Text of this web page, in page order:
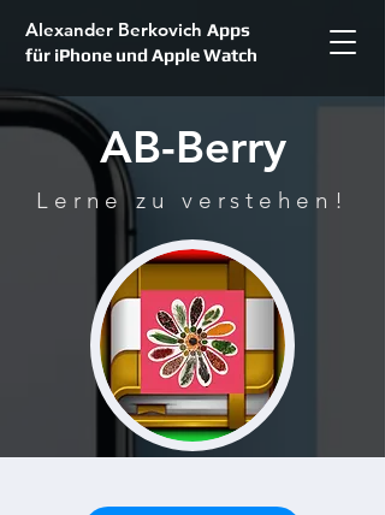
Alexander Berkovich Apps
für iPhone und Apple Watch
AB-Berry
Lerne zu verstehen!